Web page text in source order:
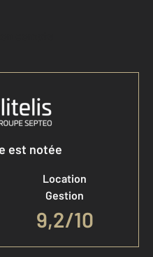
compte
est notée
Location
Gestion
9,2/10